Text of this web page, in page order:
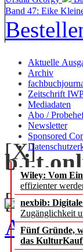
Band 47: Eike
Aktuelle
Archiv
Zeitschrift
Mediadaten
Abo /
Newsletter
Sponsored
Wiley: Vom
effizienter
nexbib:
Zugänglichkeit
Fünf Gründe,
das
b.i.t.
[+]
[X]